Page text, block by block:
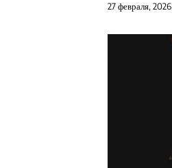
27 февраля, 2026